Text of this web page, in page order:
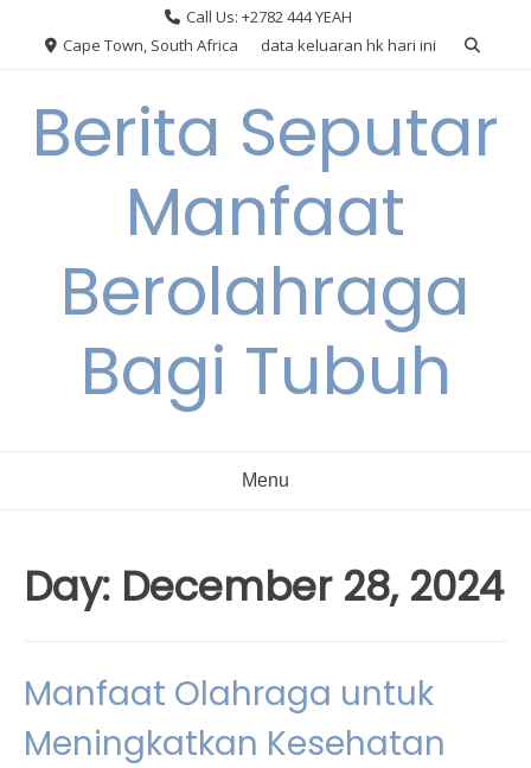
Call Us: +2782 444 YEAH
Cape Town, South Africa
data keluaran hk hari ini
Berita Seputar
Manfaat
Berolahraga
Bagi Tubuh
Menu
Day: December 28, 2024
Manfaat Olahraga untuk
Meningkatkan Kesehatan